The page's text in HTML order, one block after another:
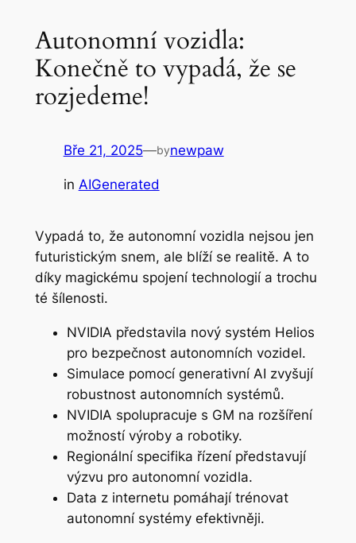
Autonomní vozidla:
Konečně to vypadá, že se
rozjedeme!
Bře 21, 2025—bynewpaw
in AIGenerated
Vypadá to, že autonomní vozidla nejsou jen
futuristickým snem, ale blíží se realitě. A to
díky magickému spojení technologií a trochu
té šílenosti.
NVIDIA představila nový systém Helios
pro bezpečnost autonomních vozidel.
Simulace pomocí generativní AI zvyšují
robustnost autonomních systémů.
NVIDIA spolupracuje s GM na rozšíření
možností výroby a robotiky.
Regionální specifika řízení představují
výzvu pro autonomní vozidla.
Data z internetu pomáhají trénovat
autonomní systémy efektivněji.